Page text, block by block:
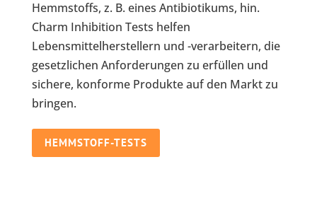
Hemmstoffs, z. B. eines Antibiotikums, hin.
Charm Inhibition Tests helfen
Lebensmittelherstellern und -verarbeitern, die
gesetzlichen Anforderungen zu erfüllen und
sichere, konforme Produkte auf den Markt zu
bringen.
HEMMSTOFF-TESTS